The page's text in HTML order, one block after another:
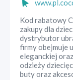
Kod rabatowy
zakupy dla
dystrybutor
firmy obejmuje
eleganckiej
odzieży
buty oraz